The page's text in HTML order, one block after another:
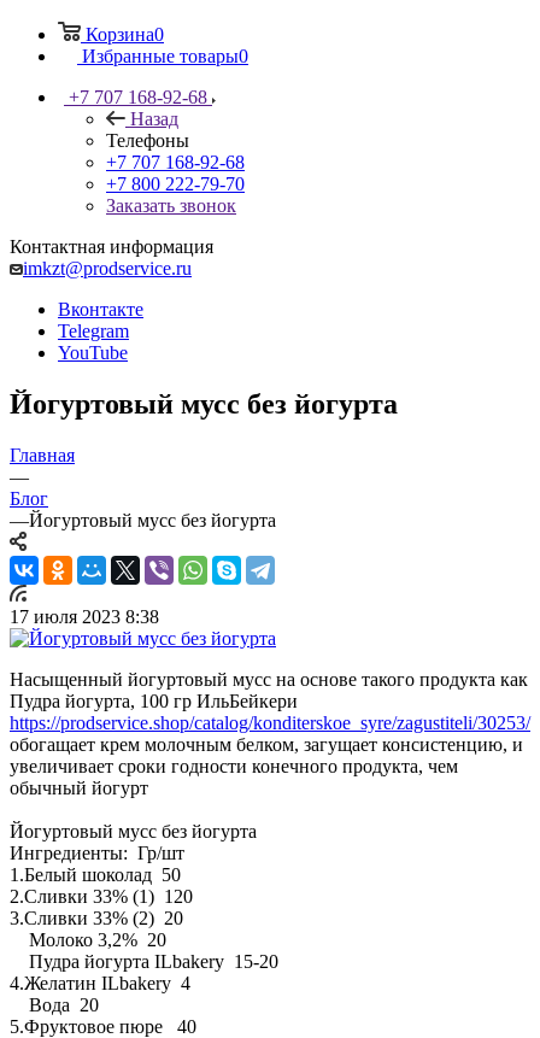
Корзина0
Избранные товары0
+7 707 168-92-68
Назад
Телефоны
+7 707 168-92-68
+7 800 222-79-70
Заказать звонок
Контактная информация
imkzt@prodservice.ru
Вконтакте
Telegram
YouTube
Йогуртовый мусс без йогурта
Главная
—
Блог
—Йогуртовый мусс без йогурта
17 июля 2023 8:38
Насыщенный йогуртовый мусс на основе такого продукта как
Пудра йогурта, 100 гр ИльБейкери
https://prodservice.shop/catalog/konditerskoe_syre/zagustiteli/30253/
обогащает крем молочным белком, загущает консистенцию, и
увеличивает сроки годности конечного продукта, чем
обычный йогурт
Йогуртовый мусс без йогурта
Ингредиенты: Гр/шт
1.Белый шоколад 50
2.Сливки 33% (1) 120
3.Сливки 33% (2) 20
Молоко 3,2% 20
Пудра йогурта ILbakery 15-20
4.Желатин ILbakery 4
Вода 20
5.Фруктовое пюре 40